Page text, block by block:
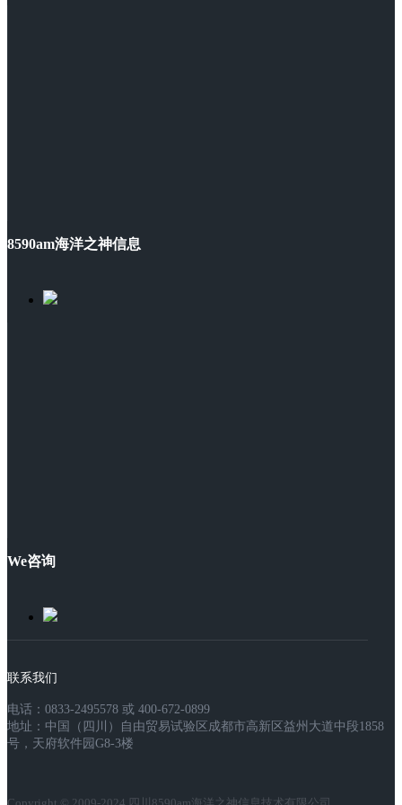
8590am海洋之神信息
We咨询
联系我们
电话：0833-2495578 或 400-672-0899
地址：中国（四川）自由贸易试验区成都市高新区益州大道中段1858
号，天府软件园G8-3楼